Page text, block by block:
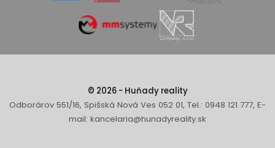
© 2026 - Huňady reality
Odborárov 551/16, Spišská Nová Ves 052 01, Tel.: 0948 121 777, E-
mail: kancelaria@hunadyreality.sk